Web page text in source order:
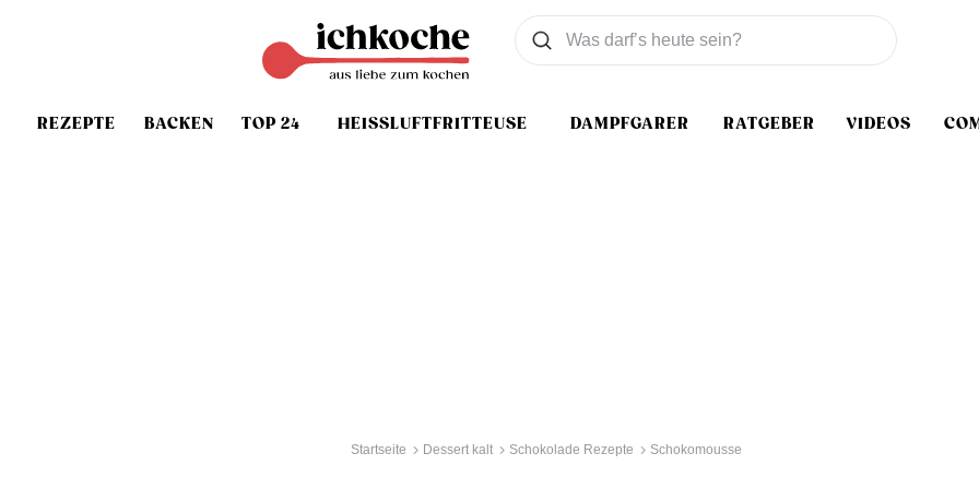
REZEPTE BACKEN TOP 24 HEISSLUFTFRITTEUSE DAMPFGARER RATGEBER VIDEOS
Was wollen Sie suchen
Suchen
Startseite Dessert kalt Schokolade Rezepte Schokomousse